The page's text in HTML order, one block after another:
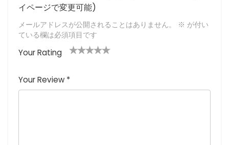
イページで変更可能)
メールアドレスが公開されることはありません。 ※ が付い
ている欄は必須項目です
Your Rating
つ
星
星
(最
(最高
評価:
(最高評
価: 5つ
高評価: 5
つ星)
Your Review *